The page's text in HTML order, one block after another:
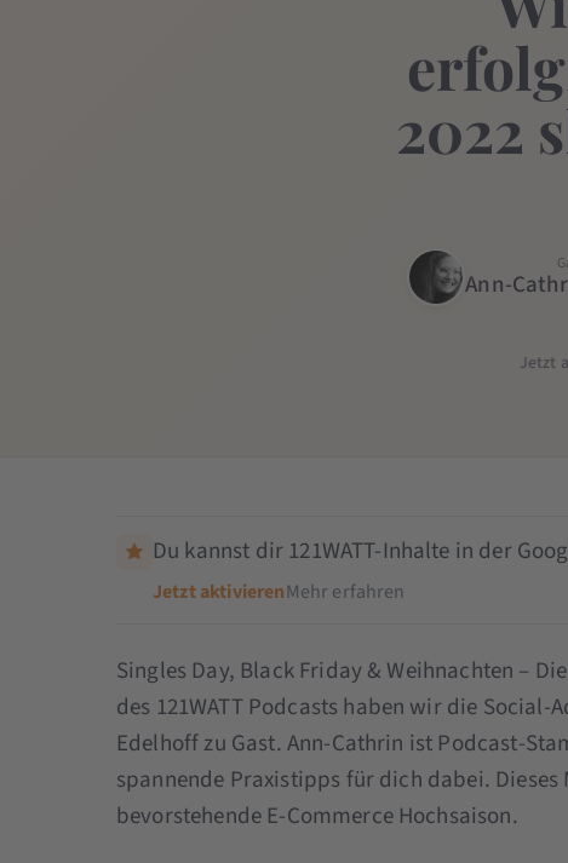
2022
Ann-
Jetzt
Du kannst dir 121WATT-Inhalte in der
Jetzt aktivierenMehr erfahren
Singles Day, Black Friday & Weihnachten –
des 121WATT Podcasts haben wir die
Edelhoff zu Gast. Ann-Cathrin ist Podcast-
spannende Praxistipps für dich dabei.
bevorstehende E-Commerce Hochsaison.